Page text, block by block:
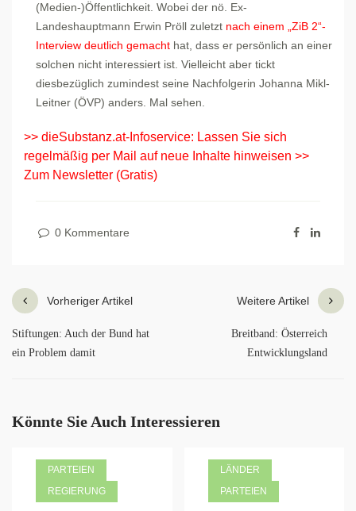
(Medien-)Öffentlichkeit. Wobei der nö. Ex-
Landeshauptmann Erwin Pröll zuletzt nach einem „ZiB 2“-
Interview deutlich gemacht hat, dass er persönlich an einer
solchen nicht interessiert ist. Vielleicht aber tickt
diesbezüglich zumindest seine Nachfolgerin Johanna Mikl-
Leitner (ÖVP) anders. Mal sehen.
>> dieSubstanz.at-Infoservice: Lassen Sie sich
regelmäßig per Mail auf neue Inhalte hinweisen >>
Zum Newsletter (Gratis)
0 Kommentare
Vorheriger Artikel
Stiftungen: Auch der Bund hat
ein Problem damit
Weitere Artikel
Breitband: Österreich
Entwicklungsland
Könnte Sie Auch Interessieren
PARTEIEN
REGIERUNG
LÄNDER
PARTEIEN